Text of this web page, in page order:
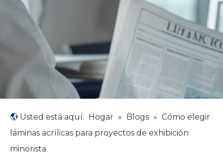
Usted está aquí: Hogar » Blogs » Cómo elegir
láminas acrílicas para proyectos de exhibición
minorista